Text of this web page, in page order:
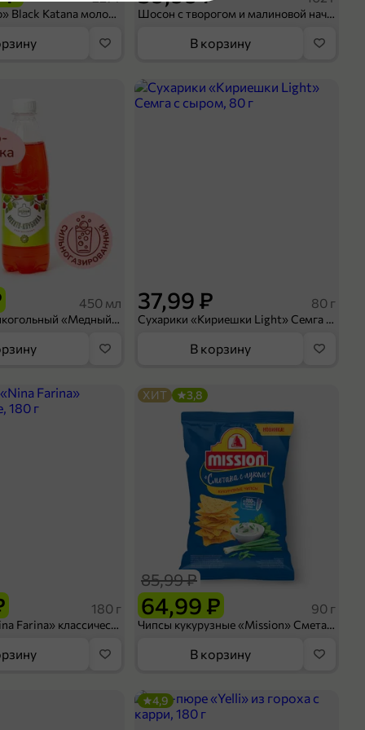
Кофе «Bushido» Black Katana молотый, 227 г Шосон с творогом и малиновой начинкой, 102 г
В корзину
450 мл
Напиток безалкогольный «Медный Великан» Мохито-клубника, 450 мл
37,99 ₽ 80 г
Сухарики «Кириешки Light» Семга с сыром, 80 г
В корзину
180 г
Тараллини «Nina Farina» классические, 180 г
64,99 ₽
85,99 ₽
90 г
Чипсы кукурузные «Mission» Сметана с луком, 90 г
ХИТ 3,8
В корзину
4,9